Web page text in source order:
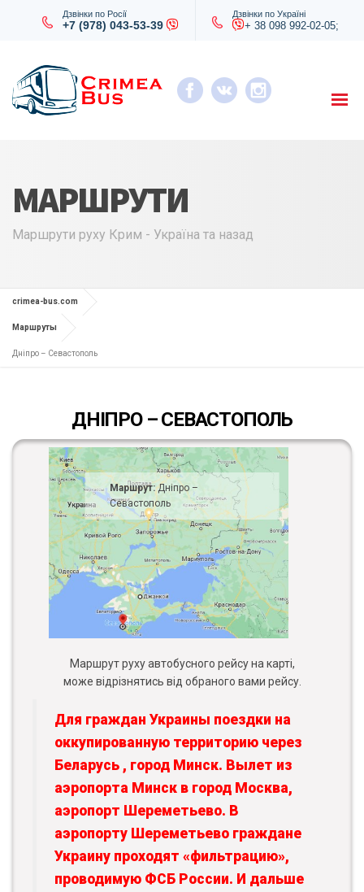
Дзвінки по Росії
+7 (978) 043-53-39
Дзвінки по Україні
+ 38 098 992-02-05;
МАРШРУТИ
Маршрути руху Крим - Україна та назад
crimea-bus.com
Маршруты
Дніпро – Севастополь
ДНІПРО – СЕВАСТОПОЛЬ
Маршрут:Дніпро –
Севастополь
Маршрут руху автобусного рейсу на карті,
може відрізнятись від обраного вами рейсу.
Для граждан Украины поездки на
оккупированную территорию через
Беларусь , город Минск. Вылет из
аэропорта Минск в город Москва,
аэропорт Шереметьево. В
аэропорту Шереметьево граждане
Украину проходят «фильтрацию»,
проводимую ФСБ России. И дальше